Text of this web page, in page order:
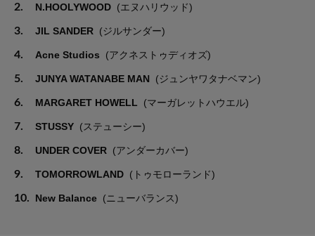
2. N.HOOLYWOOD (エヌハリウッド)
3. JIL SANDER (ジルサンダー)
4. Acne Studios (アクネストゥディオズ)
5. JUNYA WATANABE MAN (ジュンヤワタナベマン)
6. MARGARET HOWELL (マーガレットハウエル)
7. STUSSY (ステューシー)
8. UNDER COVER (アンダーカバー)
9. TOMORROWLAND (トゥモローランド)
10. New Balance (ニューバランス)